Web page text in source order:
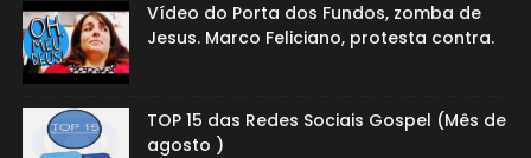
Vídeo do Porta dos Fundos, zomba de
Jesus. Marco Feliciano, protesta contra.
TOP 15 das Redes Sociais Gospel (Mês de
agosto )